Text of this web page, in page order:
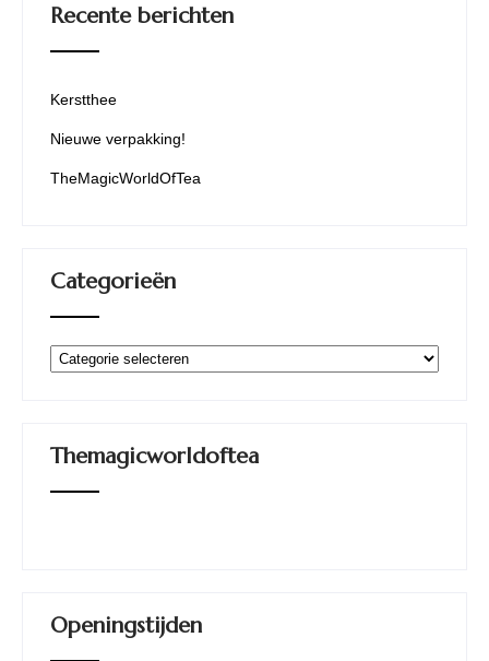
Recente berichten
Kerstthee
Nieuwe verpakking!
TheMagicWorldOfTea
Categorieën
Categorieën
Themagicworldoftea
Openingstijden